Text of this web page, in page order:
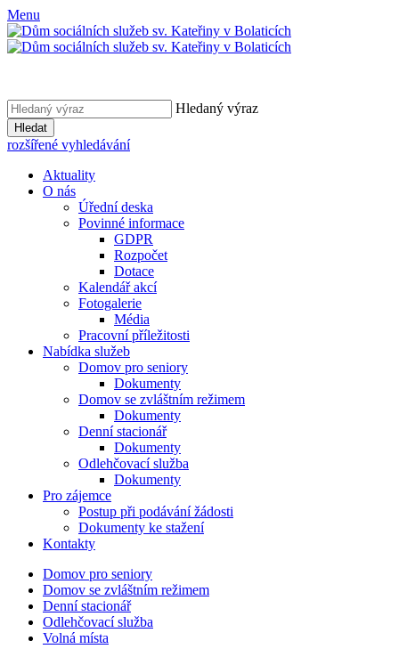
Menu
Hledaný výraz
Hledat
rozšířené vyhledávání
Aktuality
O nás
Úřední deska
Povinné informace
GDPR
Rozpočet
Dotace
Kalendář akcí
Fotogalerie
Média
Pracovní příležitosti
Nabídka služeb
Domov pro seniory
Dokumenty
Domov se zvláštním režimem
Dokumenty
Denní stacionář
Dokumenty
Odlehčovací služba
Dokumenty
Pro zájemce
Postup při podávání žádosti
Dokumenty ke stažení
Kontakty
Domov pro seniory
Domov se zvláštním režimem
Denní stacionář
Odlehčovací služba
Volná místa